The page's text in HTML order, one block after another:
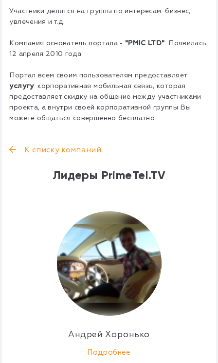
Участники делятся на группы по интересам: бизнес,
увлечения и т.д.
Компания основатель портала - "PMIC LTD". Появилась
12 апреля 2010 года.
Портал всем своим пользователям предоставляет
услугу: корпоративная мобильная связь, которая
предоставляет скидку на общение между участниками
проекта, а внутри своей корпоративной группы Вы
можете общаться совершенно бесплатно.
К списку компаний
Лидеры PrimeTel.TV
Андрей Хоронько
Подробнее